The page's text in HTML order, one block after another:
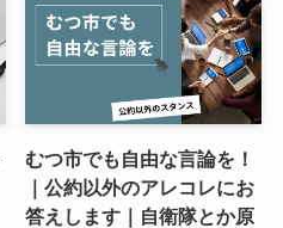
むつ市でも自由な言論を！
｜公約以外のアレコレにお
答えします｜自衛隊とか原